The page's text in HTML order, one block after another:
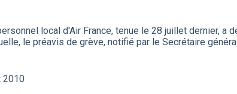
local d'Air France, tenue le 28 juillet dernier, a
le préavis de grève, notifié par le Secrétaire
2010